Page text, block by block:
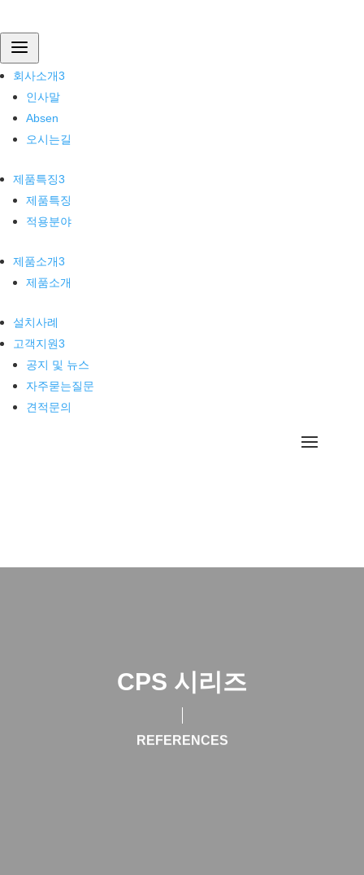
회사소개
인사말
Absen
오시는길
제품특징
제품특징
제품소개
제품소개
설치사례
공지 및 뉴스
자주묻는질문
a
회사소개3
인사말
Absen
오시는길
제품특징3
제품특징
적용분야
제품소개3
제품소개
설치사례
고객지원3
공지 및 뉴스
자주묻는질문
견적문의
CPS 시리즈
REFERENCES